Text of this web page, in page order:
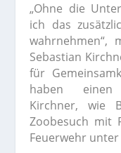
„Ohne die
ich das
wahrnehmen“,
Sebastian
für
haben einen
Kirchner, wie
Zoobesuch mit
Feuerwehr